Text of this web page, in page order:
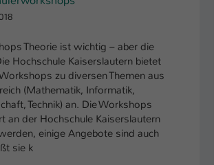
Theorie ist wichtig – aber die
Hochschule Kaiserslautern bietet
zu diversen Themen aus
(Mathematik, Informatik,
Technik) an. Die Workshops
an der Hochschule Kaiserslautern
einige Angebote sind auch
sie k
Einstellungen. Unter anderem eine zufällig
generierte ID, für die historische
Einstellungen, falls der Webseiten-
Betreiber dies eingestellt hat.
fe_typo_user / PHPSESSID
TYPO3